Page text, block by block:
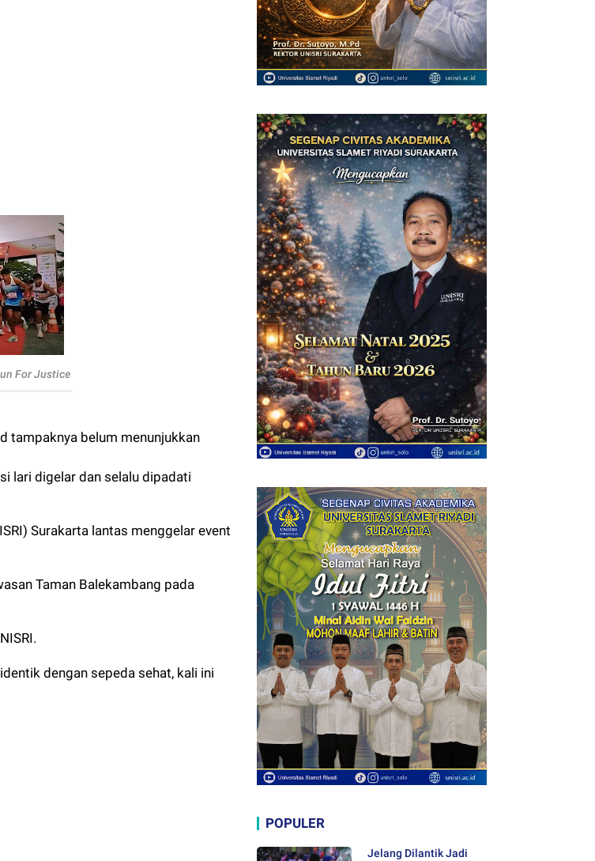
For Justice
tampaknya belum menunjukkan
lari digelar dan selalu dipadati
Surakarta lantas menggelar event
Taman Balekambang pada
dengan sepeda sehat, kali ini
POPULER
Jelang Dilantik Jadi